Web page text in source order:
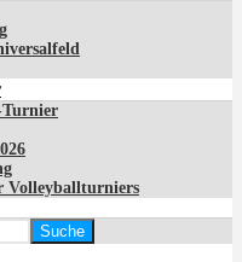
Turnier
Volleyballturniers
Suche